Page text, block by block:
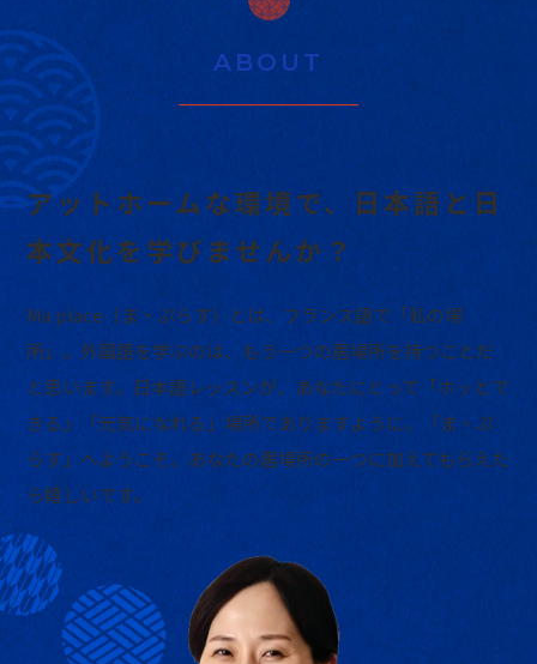
ABOUT
アットホームな環境で、 日本語と日
本文化を学びませんか？
Ma place（ま・ぷらす）とは、フランス語で「私の場
所」。外国語を学ぶのは、もう一つの居場所を持つことだ
と思います。 日本語レッスンが、あなたにとって「ホッとで
きる」
「元気になれる」場所でありますように。
「ま・ぷ
らす」へようこそ。 あなたの居場所の一つに加えてもらえた
ら嬉しいです。